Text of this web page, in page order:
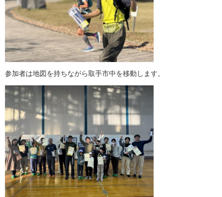
参加者は地図を持ちながら取手市中を移動します。